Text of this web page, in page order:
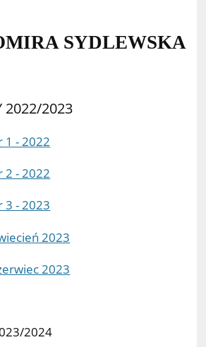
SYDLEWSKA
2022/2023
1 - 2022
2 - 2022
3 - 2023
2023
2023
2024